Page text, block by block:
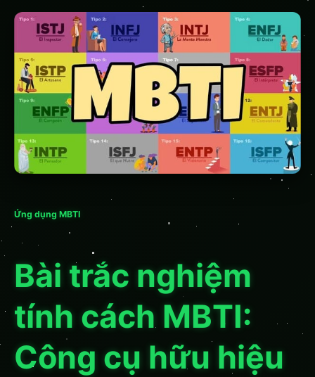
Ứng dụng MBTI
Bài trắc nghiệm
tính cách MBTI:
Công cụ hữu hiệu